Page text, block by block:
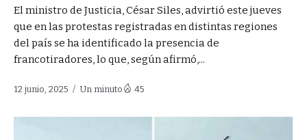
El ministro de Justicia, César Siles, advirtió este jueves
que en las protestas registradas en distintas regiones
del país se ha identificado la presencia de
francotiradores, lo que, según afirmó,...
12 junio, 2025 Un minuto 45